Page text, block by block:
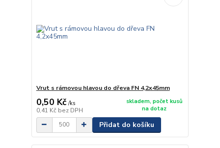
Vrut s rámovou hlavou do dřeva FN 4,2x45mm
0,50 Kč /ks
0,41 Kč bez DPH
skladem, počet kusů
na dotaz
Přidat do košíku